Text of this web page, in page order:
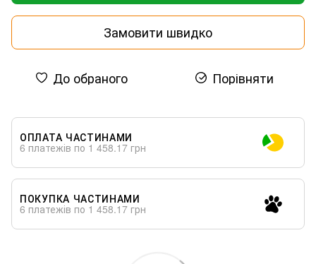
Замовити швидко
До обраного Порівняти
ОПЛАТА ЧАСТИНАМИ
6 платежів по 1 458.17 грн
ПОКУПКА ЧАСТИНАМИ
6 платежів по 1 458.17 грн